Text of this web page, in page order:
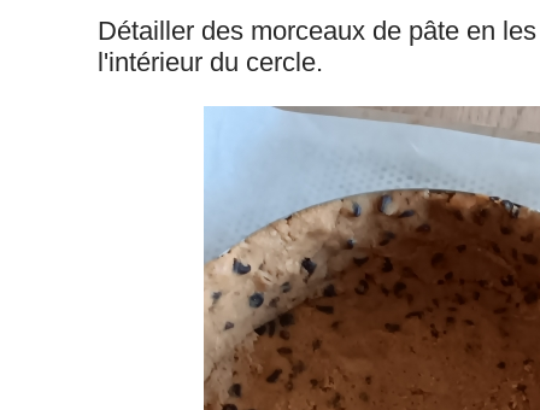
Détailler des morceaux de pâte en
l'intérieur du cercle.